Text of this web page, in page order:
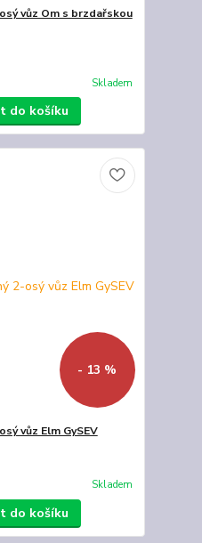
vůz Om s brzdařskou
Skladem
do košíku
- 13 %
vůz Elm GySEV
Skladem
do košíku